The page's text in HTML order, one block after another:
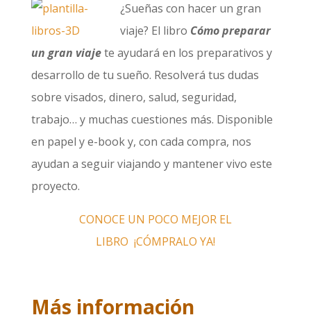
¿Sueñas con hacer un gran
viaje? El libro Cómo preparar
un gran viajete ayudará en los preparativos y
desarrollo de tu sueño. Resolverá tus dudas
sobre visados, dinero, salud, seguridad,
trabajo… y muchas cuestiones más. Disponible
en papel y e-book y, con cada compra, nos
ayudan a seguir viajando y mantener vivo este
proyecto.
CONOCE UN POCO MEJOR EL
LIBRO ¡CÓMPRALO YA!
Más información